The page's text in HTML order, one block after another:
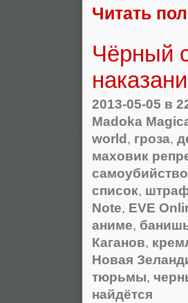
Читать
Чёрный
2013-05-05 в
Madoka
world, гроза,
маховик
самоубийство
список,
Note, EVE
аниме,
Каганов,
Новая
тюрьмы,
найдётся